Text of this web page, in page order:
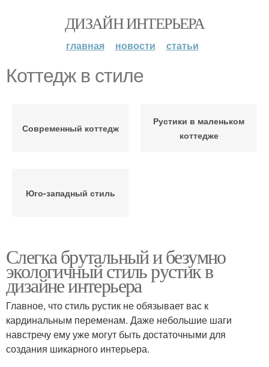
ДИЗАЙН ИНТЕРЬЕРА
главная новости статьи
Коттедж в стиле
Современный коттедж
Рустики в маленьком
коттедже
Юго-западный стиль
Слегка брутальный и безумно
экологичный стиль рустик в
дизайне интерьера
Главное, что стиль рустик не обязывает вас к
кардинальным переменам. Даже небольшие шаги
навстречу ему уже могут быть достаточными для
создания шикарного интерьера.